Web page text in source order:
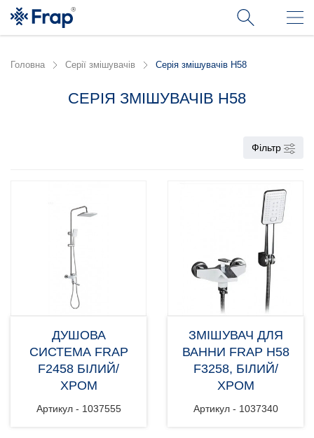
Головна Серії змішувачів Серія змішувачів H58
СЕРІЯ ЗМІШУВАЧІВ H58
Фільтр
ДУШОВА
СИСТЕМА FRAP
F2458 БІЛИЙ/
ХРОМ
Артикул - 1037555
ЗМІШУВАЧ ДЛЯ
ВАННИ FRAP H58
F3258, БІЛИЙ/
ХРОМ
Артикул - 1037340